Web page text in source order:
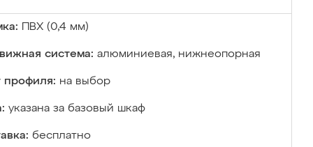
ПВХ (0,4 мм)
система: алюминиевая, нижнеопорная
профиля: на выбор
указана за базовый шкаф
бесплатно